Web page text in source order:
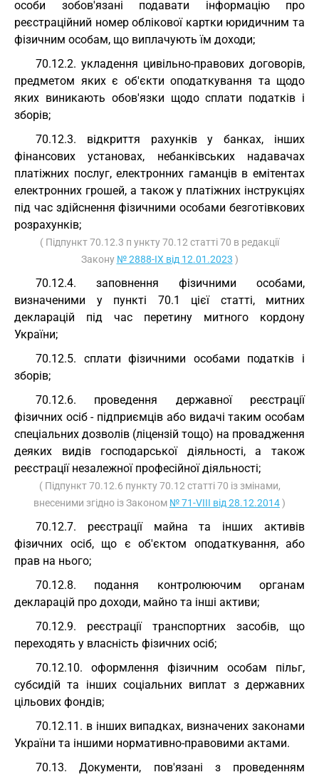
особи зобов'язані подавати інформацію про
реєстраційний номер облікової картки юридичним та
фізичним особам, що виплачують їм доходи;
70.12.2. укладення цивільно-правових договорів,
предметом яких є об'єкти оподаткування та щодо
яких виникають обов'язки щодо сплати податків і
зборів;
70.12.3. відкриття рахунків у банках, інших
фінансових установах, небанківських надавачах
платіжних послуг, електронних гаманців в емітентах
електронних грошей, а також у платіжних інструкціях
під час здійснення фізичними особами безготівкових
розрахунків;
( Підпункт 70.12.3 п ункту 70.12 статті 70 в редакції
Закону № 2888-IX від 12.01.2023 )
70.12.4. заповнення фізичними особами,
визначеними у пункті 70.1 цієї статті, митних
декларацій під час перетину митного кордону
України;
70.12.5. сплати фізичними особами податків і
зборів;
70.12.6. проведення державної реєстрації
фізичних осіб - підприємців або видачі таким особам
спеціальних дозволів (ліцензій тощо) на провадження
деяких видів господарської діяльності, а також
реєстрації незалежної професійної діяльності;
( Підпункт 70.12.6 пункту 70.12 статті 70 із змінами,
внесеними згідно із Законом № 71-VIII від 28.12.2014)
70.12.7. реєстрації майна та інших активів
фізичних осіб, що є об'єктом оподаткування, або
прав на нього;
70.12.8. подання контролюючим органам
декларацій про доходи, майно та інші активи;
70.12.9. реєстрації транспортних засобів, що
переходять у власність фізичних осіб;
70.12.10. оформлення фізичним особам пільг,
субсидій та інших соціальних виплат з державних
цільових фондів;
70.12.11. в інших випадках, визначених законами
України та іншими нормативно-правовими актами.
70.13. Документи, пов'язані з проведенням